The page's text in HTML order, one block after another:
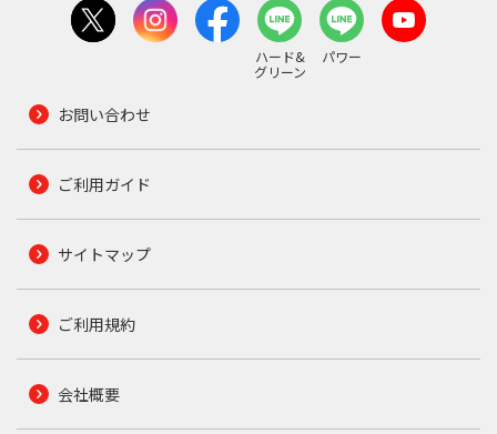
ハード&
グリーン
パワー
お問い合わせ
ご利用ガイド
サイトマップ
ご利用規約
会社概要